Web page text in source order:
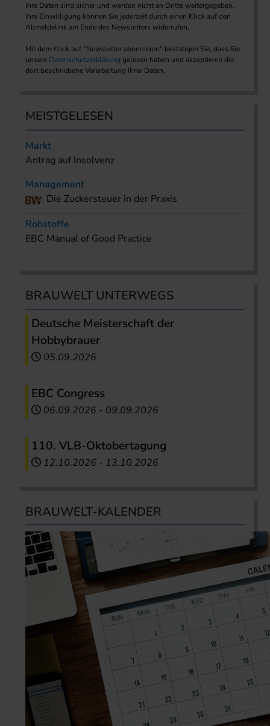
Ihre Daten sind sicher und werden nicht an Dritte weitergegeben.
Ihre Einwilligung können Sie jederzeit durch einen Klick auf den
Abmeldelink am Ende des Newsletters widerrufen.
Mit dem Klick auf "Newsletter abonnieren" bestätigen Sie, dass Sie
unsere Datenschutzerklärung gelesen haben und akzeptieren die
dort beschriebene Verarbeitung Ihrer Daten.
MEISTGELESEN
Markt
Antrag auf Insolvenz
Management
Die Zuckersteuer in der Praxis
Rohstoffe
EBC Manual of Good Practice
BRAUWELT UNTERWEGS
Deutsche Meisterschaft der
Hobbybrauer
05.09.2026
EBC Congress
06.09.2026 - 09.09.2026
110. VLB-Oktobertagung
12.10.2026 - 13.10.2026
BRAUWELT-KALENDER